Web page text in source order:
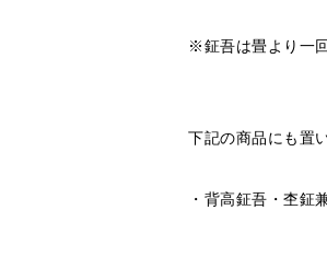
※鉦吾は畳より一
下記の商品にも置
・ 背高鉦吾・杢鉦